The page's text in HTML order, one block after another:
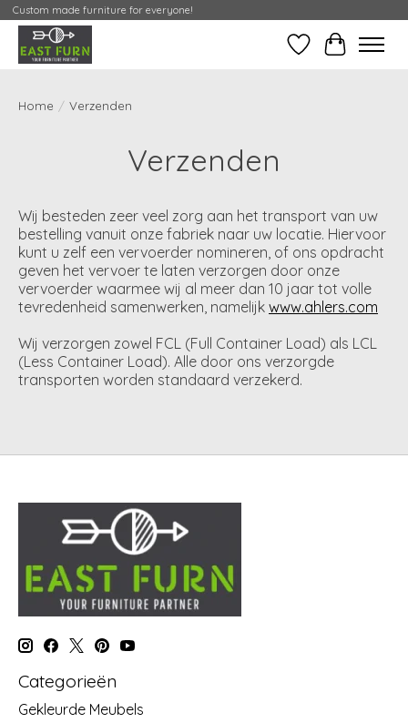
Custom made furniture for everyone!
Verlanglijst
Mijn
Home / Verzenden
Verzenden
Wij besteden zeer veel zorg aan het transport van uw
bestelling vanuit onze fabriek naar uw locatie. Hiervoor
kunt u zelf een vervoerder nomineren, of ons opdracht
geven het vervoer te laten verzorgen door onze
vervoerder waarmee wij al meer dan 10 jaar tot volle
tevredenheid samenwerken, namelijk www.ahlers.com
Wij verzorgen zowel FCL (Full Container Load) als LCL
(Less Container Load). Alle door ons verzorgde
transporten worden standaard verzekerd.
Categorieën
Gekleurde Meubels